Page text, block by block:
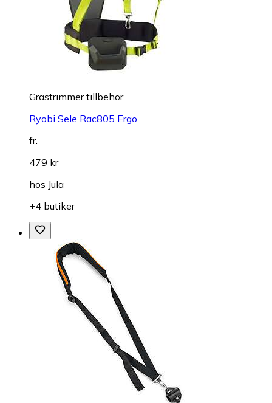
Grästrimmer tillbehör
Ryobi Sele Rac805 Ergo
fr.
479 kr
hos Jula
+4 butiker